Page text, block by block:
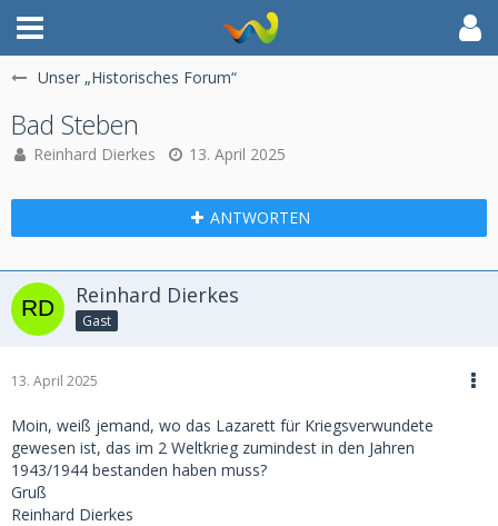
Unser „Historisches Forum“
Bad Steben
Reinhard Dierkes 13. April 2025
ANTWORTEN
Reinhard Dierkes
Gast
13. April 2025
Moin, weiß jemand, wo das Lazarett für Kriegsverwundete
gewesen ist, das im 2 Weltkrieg zumindest in den Jahren
1943/1944 bestanden haben muss?
Gruß
Reinhard Dierkes